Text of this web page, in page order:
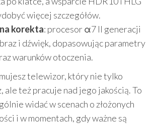
więcej szczegółów.
korekta: procesor α7 II generacji
i dźwięk, dopasowując parametry
warunków otoczenia.
telewizor, który nie tylko
też pracuje nad jego jakością. To
widać w scenach o złożonych
i w momentach, gdy ważne są